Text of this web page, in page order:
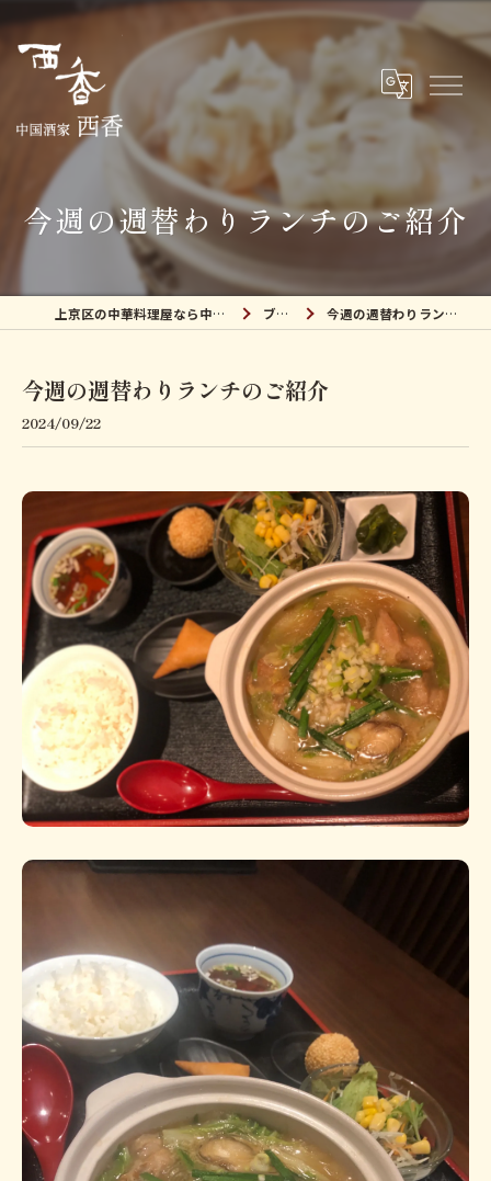
今週の週替わりランチのご紹介
上京区の中華料理屋なら中国酒家 西香 ブログ 今週の週替わりランチのご紹介
今週の週替わりランチのご紹介
2024/09/22